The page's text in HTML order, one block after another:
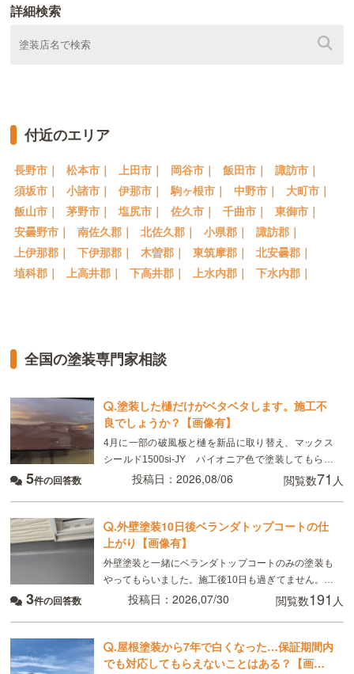
詳細検索
付近のエリア
長野市｜ 松本市｜ 上田市｜ 岡谷市｜ 飯田市｜
諏訪市｜
須坂市｜
小諸市｜ 伊那市｜ 駒ヶ根市｜ 中野市｜
大町市｜
飯山市｜
茅野市｜ 塩尻市｜ 佐久市｜ 千曲市｜
東御市｜
安曇野市｜
南佐久郡｜ 北佐久郡｜ 小県郡｜
諏訪郡｜
上伊那郡｜
下伊那郡｜ 木曽郡｜ 東筑摩郡｜
北安曇郡｜
埴科郡｜
上高井郡｜ 下高井郡｜ 上水内郡｜ 下水内郡｜
全国の塗装専門家相談
.塗装した樋だけがベタベタします。施工不
良でしょうか？【画像有】
4月に一部の破風板と樋を新品に取り替え、マックス
シールド1500si-JY パイオニア色で塗装してもらい
ました。 8月現在、樋がベタベタして小さい虫が張り
5件の回答数 投稿日：2026,08/06 閲覧数71 人
.外壁塗装10日後ベランダトップコートの仕
上がり【画像有】
外壁塗装と一緒にベランダトップコートのみの塗装も
やってもらいました。施工後10日も過ぎてません。こ
れは普通ですか？
3件の回答数 投稿日：2026,07/30 閲覧数191 人
.屋根塗装から7年で白くなった…保証期間内
でも対応してもらえないことはある？【画像